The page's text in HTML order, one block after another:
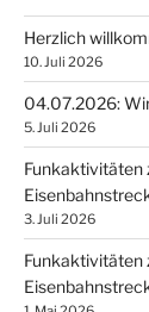
Herzlich
10. Juli 2026
04.07.2026:
5. Juli 2026
Funkaktivitäten
3. Juli 2026
Funkaktivitäten